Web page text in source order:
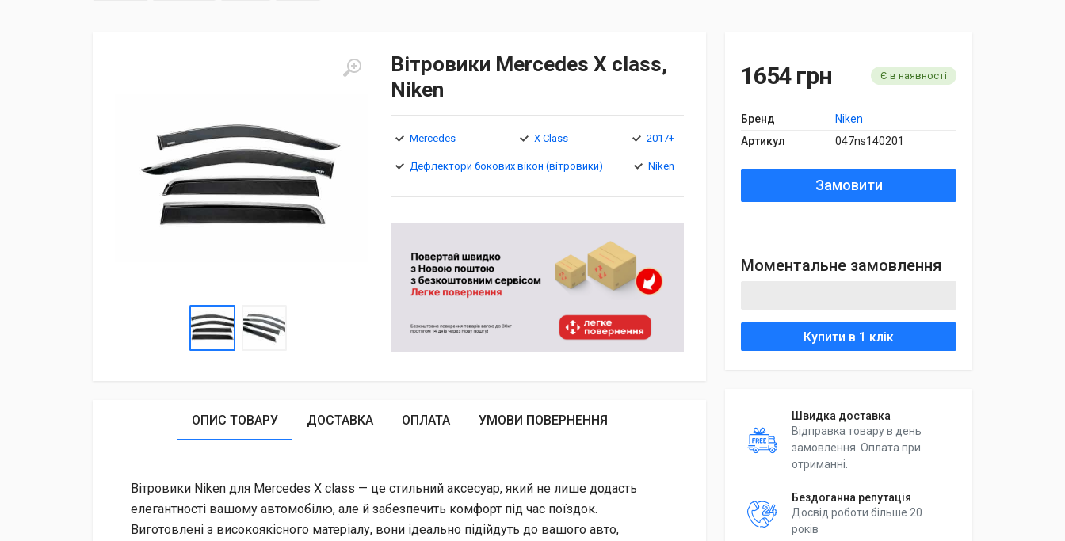
Вітровики Mercedes X class,
Niken
Mercedes X Class 2017+
Дефлектори бокових вікон (вітровики) Niken
1654 грн Є в наявності
Бренд
Niken
Артикул
047ns140201
Замовити
Моментальне замовлення
Купити в 1 клік
Швидка доставка
Відправка товару в день
замовлення. Оплата при
отриманні.
Бездоганна репутація
Досвід роботи більше 20
років
ОПИС ТОВАРУ ДОСТАВКА ОПЛАТА УМОВИ ПОВЕРНЕННЯ
Вітровики Niken для Mercedes X class — це стильний аксесуар, який не лише додасть
елегантності вашому автомобілю, але й забезпечить комфорт під час поїздок.
Виготовлені з високоякісного матеріалу, вони ідеально підійдуть до вашого авто,